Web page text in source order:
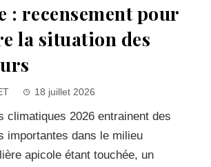
: recensement pour
la situation des
18 juillet 2026
climatiques 2026 entrainent des
importantes dans le milieu
apicole étant touchée, un